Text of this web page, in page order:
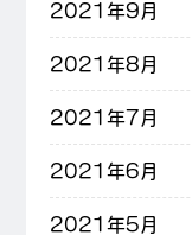
2021年9月
2021年8月
2021年7月
2021年6月
2021年5月